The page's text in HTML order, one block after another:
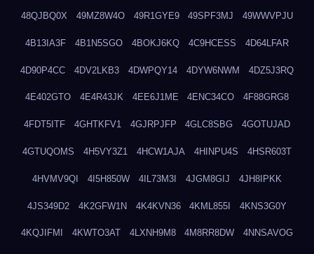
48QJBQ0X 49MZ8W4O 49R1GYE9 49SPF3MJ 49WWVPJU
4B13IA3F 4B1N5SGO 4BOKJ6KQ 4C9HCESS 4D64LFAR
4D90P4CC 4DV2LKB3 4DWPQY14 4DYW6NWM 4DZ5J3RQ
4E402GTO 4E4R43JK 4EE6J1ME 4ENC34CO 4F88GRG8
4FDT5ITF 4GHTKFV1 4GJRPJFP 4GLC8SBG 4GOTUJAD
4GTUQOMS 4H5VY3Z1 4HCW1AJA 4HINPU4S 4HSR603T
4HVMV9QI 4I5H850W 4IL73M3I 4JGM8GIJ 4JH8IPKK
4JS349D2 4K2GFW1N 4K4KVN36 4KML855I 4KNS3G0Y
4KQJIFMI 4KWTO3AT 4LXNH9M8 4M8RR8DW 4NNSAVOG